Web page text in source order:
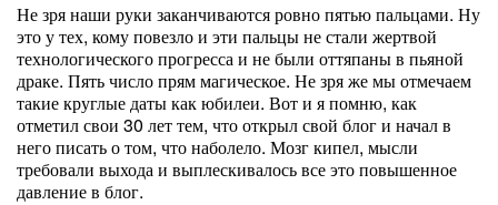
Не зря наши руки заканчиваются ровно пятью пальцами. Ну
это у тех, кому повезло и эти пальцы не стали жертвой
технологического прогресса и не были оттяпаны в пьяной
драке. Пять число прям магическое. Не зря же мы отмечаем
такие круглые даты как юбилеи. Вот и я помню, как
отметил свои 30 лет тем, что открыл свой блог и начал в
него писать о том, что наболело. Мозг кипел, мысли
требовали выхода и выплескивалось все это повышенное
давление в блог.